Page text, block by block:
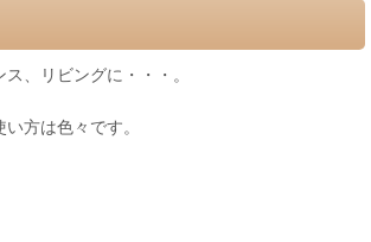
ス、リビングに・・・。
方は色々です。